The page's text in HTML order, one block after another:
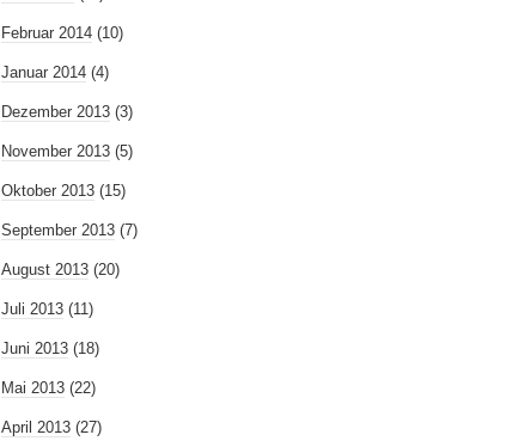
Februar 2014 (10)
Januar 2014 (4)
Dezember 2013 (3)
November 2013 (5)
Oktober 2013 (15)
September 2013 (7)
August 2013 (20)
Juli 2013 (11)
Juni 2013 (18)
Mai 2013 (22)
April 2013 (27)